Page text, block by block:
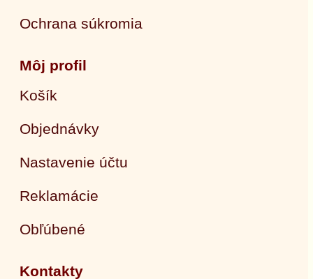
Ochrana súkromia
Môj profil
Košík
Objednávky
Nastavenie účtu
Reklamácie
Obľúbené
Kontakty